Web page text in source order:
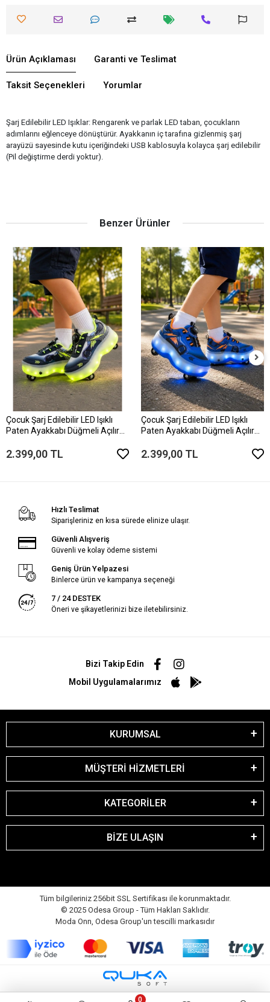
Ürün Açıklaması Garanti ve Teslimat
Taksit Seçenekleri Yorumlar
Şarj Edilebilir LED Işıklar: Rengarenk ve parlak LED taban, çocukların
adımlarını eğlenceye dönüştürür. Ayakkanın iç tarafına gizlenmiş şarj
arayüzü sayesinde kutu içeriğindeki USB kablosuyla kolayca şarj edilebilir
(Pil değiştirme derdi yoktur).
Benzer Ürünler
Çocuk Şarj Edilebilir LED Işıklı
Paten Ayakkabı Düğmeli Açılır
2.399,00 TL
Çocuk Şarj Edilebilir LED Işıklı
Paten Ayakkabı Düğmeli Açılır
2.399,00 TL
Hızlı Teslimat
Siparişleriniz en kısa sürede elinize ulaşır.
Güvenli Alışveriş
Güvenli ve kolay ödeme sistemi
Geniş Ürün Yelpazesi
Binlerce ürün ve kampanya seçeneği
7 / 24 DESTEK
Öneri ve şikayetlerinizi bize iletebilirsiniz.
Bizi Takip Edin
Mobil Uygulamalarımız
KURUMSAL
MÜŞTERİ HİZMETLERİ
KATEGORİLER
BİZE ULAŞIN
Tüm bilgileriniz 256bit SSL Sertifikası ile korunmaktadır.
© 2025 Odesa Group - Tüm Hakları Saklıdır.
Moda Onn, Odesa Group'un tescilli markasıdır
0